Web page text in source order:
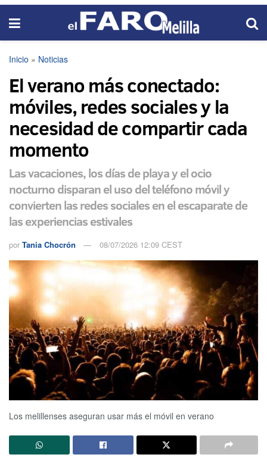
Inicio » Noticias
El verano más conectado:
móviles, redes sociales y la
necesidad de compartir cada
momento
Las vacaciones, los días de playa y el ocio
nocturno disparan el uso del teléfono móvil y
convierten las redes sociales en el escaparate de
las experiencias estivales
por Tania Chocrón 08/07/2026 12:09 CEST
Los melillenses aseguran usar más el móvil en verano